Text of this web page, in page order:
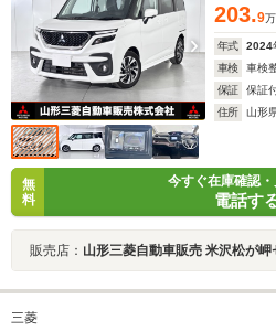
203.9
年式 2024
車検
車検
保証
保証
住所
山形
無
料
今すぐ在庫確認
電話す
販売店： 山形三菱自動車販売 米沢松が岬
三菱